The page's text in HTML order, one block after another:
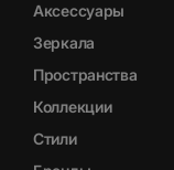
Аксессуары
Зеркала
Пространства
Коллекции
Стили